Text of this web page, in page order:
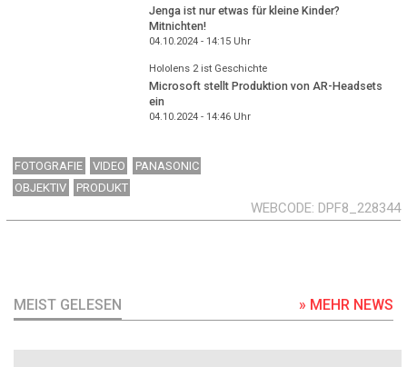
Jenga ist nur etwas für kleine Kinder?
Mitnichten!
04.10.2024 - 14:15Uhr
Hololens 2 ist Geschichte
Microsoft stellt Produktion von AR-Headsets
ein
04.10.2024 - 14:46Uhr
FOTOGRAFIE VIDEO
PANASONIC
OBJEKTIV
PRODUKT
WEBCODE DPF8_228344
MEIST GELESEN » MEHR NEWS